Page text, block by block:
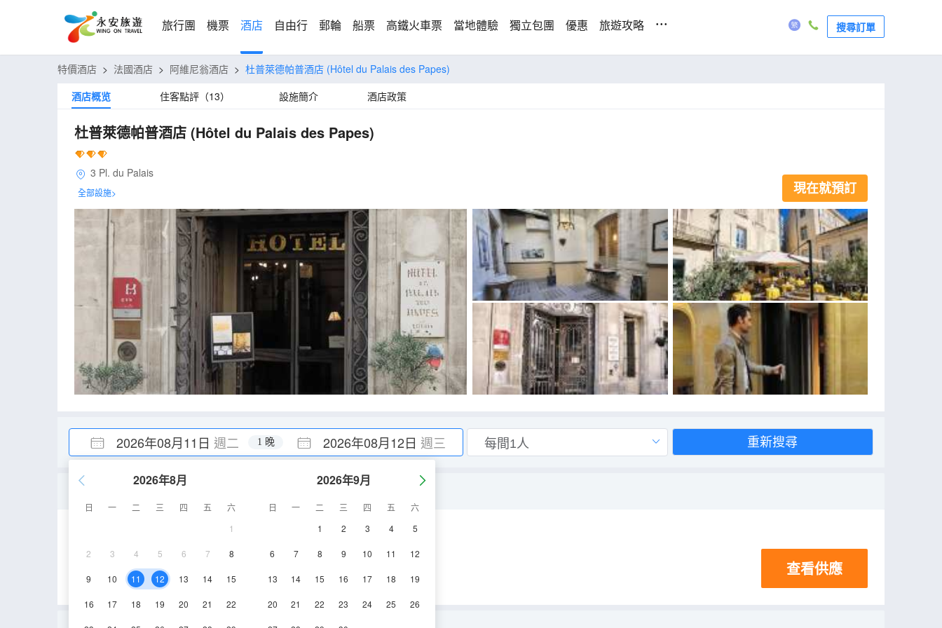
旅行團 機票 酒店 自由行 郵輪 船票 高鐵火車票 當地體驗 獨立包團 優惠 旅遊攻略 ... 搜尋訂單
特價酒店 > 法國酒店 > 阿維尼翁酒店 > 杜普萊德帕普酒店 (Hôtel du Palais des Papes)
酒店概览
住客點評（13） 設施簡介 酒店政策
杜普萊德帕普酒店 (Hôtel du Palais des Papes)
3 Pl. du Palais
全部設施> 現在就預訂
2026年08月11日 週二 2026年08月12日 週三
1 晚
2026年8月
日 一 二 三 四 五
六
1
2 3 4 5 6 7 8
9 10 11 12 13 14 15
16 17 18 19 20 21 22
2026年9月
日 一 二 三 四 五
六
1
2 3 4 5
6 7 8 9 10 11 12
13 14 15 16 17 18 19
20 21 22 23 24 25 26
重新搜尋
電視機
查看供應